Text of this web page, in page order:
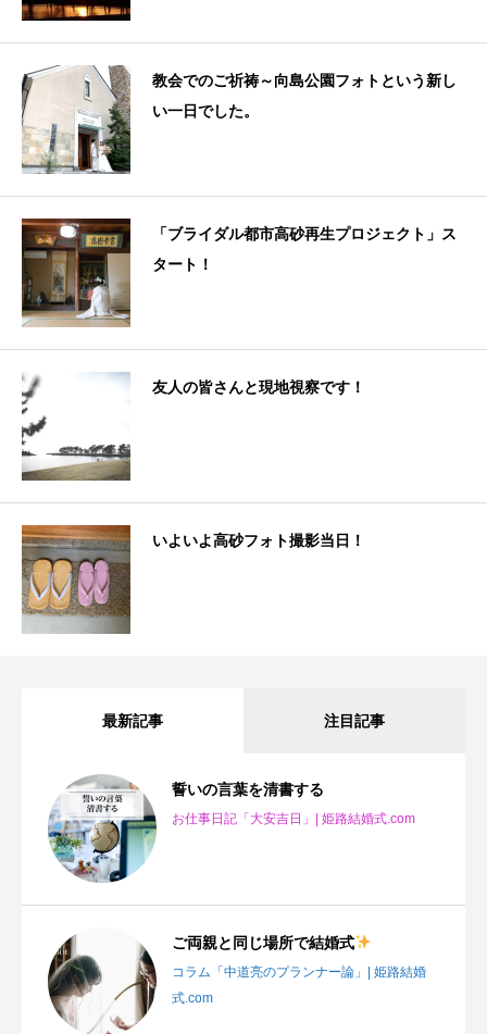
教会でのご祈祷～向島公園フォトという新し
い一日でした。
「ブライダル都市高砂再生プロジェクト」ス
タート！
友人の皆さんと現地視察です！
いよいよ高砂フォト撮影当日！
最新記事 注目記事
誓いの言葉を清書する
お仕事日記「大安吉日」| 姫路結婚式.com
ご両親と同じ場所で結婚式
コラム「中道亮のプランナー論」| 姫路結婚
式.com